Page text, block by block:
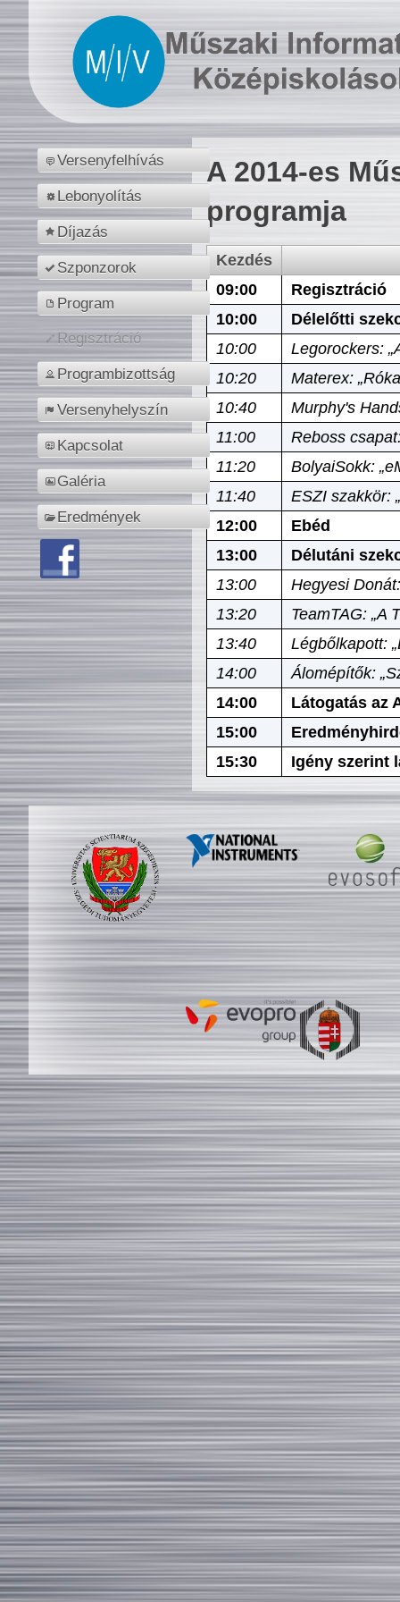
Versenyfelhívás
Lebonyolítás
Díjazás
Szponzorok
Program
Regisztráció
Programbizottság
Versenyhelyszín
Kapcsolat
Galéria
Eredmények
A 2014-es
programja
Kezdés
09:00
Regisztráció
10:00
Délelőtti
10:00
Legorockers:
10:20
Materex:
10:40
Murphy's
11:00
Reboss
11:20
BolyaiSokk:
11:40
ESZI szakkör:
12:00
Ebéd
13:00
Délutáni
13:00
Hegyesi
13:20
TeamTAG: „A
13:40
Légbőlkapott:
14:00
Álomépítők:
14:00
Látogatás az
15:00
15:30
Igény szerint